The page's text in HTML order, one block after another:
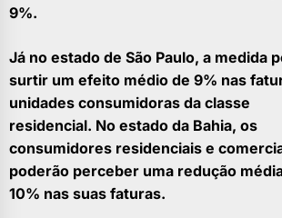
9%.
Já no estado de São Paulo, a medida
surtir um efeito médio de 9% nas
unidades consumidoras da classe
residencial. No estado da Bahia, os
consumidores residenciais e
poderão perceber uma redução
10% nas suas faturas.